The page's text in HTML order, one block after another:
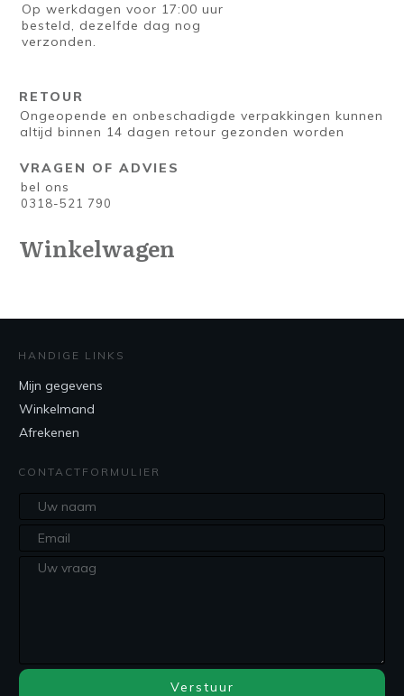
Op werkdagen voor 17:00 uur
besteld, dezelfde dag nog
verzonden.
RETOUR
Ongeopende en onbeschadigde verpakkingen kunnen
altijd binnen 14 dagen retour gezonden worden
VRAGEN OF ADVIES
bel ons
0318-521 790
Winkelwagen
HANDIGE LINKS
Mijn gegevens
Winkelmand
Afrekenen
CONTACTFORMULIER
Verstuur